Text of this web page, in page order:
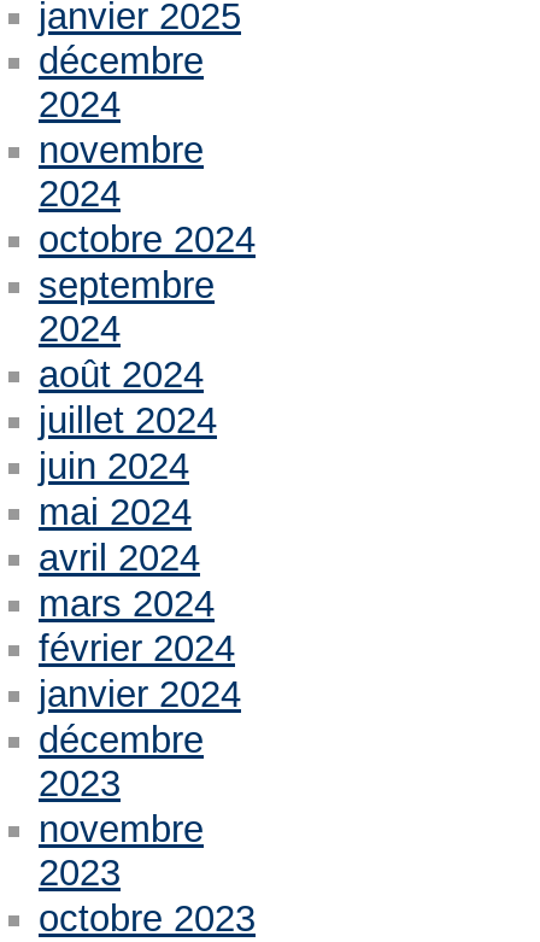
janvier 2025
décembre
2024
novembre
2024
octobre 2024
septembre
2024
août 2024
juillet 2024
juin 2024
mai 2024
avril 2024
mars 2024
février 2024
janvier 2024
décembre
2023
novembre
2023
octobre 2023